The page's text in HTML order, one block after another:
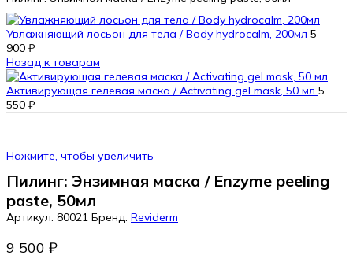
Увлажняющий лосьон для тела / Body hydrocalm, 200мл 5
900 ₽
Назад к товарам
Активирующая гелевая маска / Activating gel mask, 50 мл 5
550 ₽
Нажмите, чтобы увеличить
Пилинг: Энзимная маска / Enzyme peeling
paste, 50мл
Артикул: 80021 Бренд: Reviderm
9 500 ₽